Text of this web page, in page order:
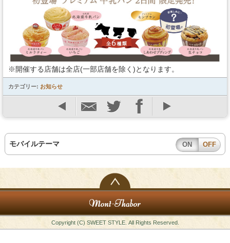
※開催する店舗は全店(一部店舗を除く)となります。
カテゴリー: お知らせ
モバイルテーマ ON OFF
Copyright (C) SWEET STYLE. All Rights Reserved.
商品づくり
スタッフの心得
銘水食パン 吟屋久島
パンと合うおすすめ料理!!
モンタボー公式ショップ
会社情報
東京都中央区日本橋小舟町7番2号
Copyright (C) SWEET STYLE Co.,Ltd. All